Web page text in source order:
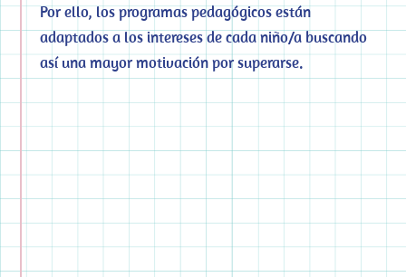
Por ello, los programas pedagógicos están
adaptados a los intereses de cada niño/a buscando
así una mayor motivación por superarse.